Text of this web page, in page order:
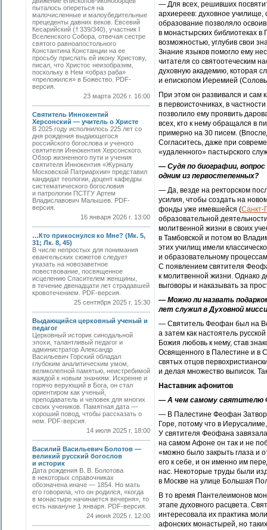
пыталось опереться на
малочисленные и малоубедительные
прецеденты давних веков. Евсевий
Кесарийский († 339/340), участник I
Вселенского Собора, отвечая сестре
святого равноапостольного
Константина Констанции на ее
просьбу прислать ей икону Христову,
писал, что Христос неизобразим,
поскольку в Нем «образ раба»
«преложился» в Божество. РDF-
версия.
23 марта 2026 г. 16:00
Святитель Иннокентий
Херсонский — учитель о Христе
В 2025 году исполнилось 225 лет со
дня рождения выдающегося
российского богослова и ученого
святителя Иннокентия Херсонского.
Обзор жизненного пути и учения
святителя Иннокентия «Журналу
Московской Патриархии» представил
кандидат теологии, доцент кафедры
систематического богословия
и патрологии ПСТГУ Артем
Владиславович Малышев. PDF-
версия.
16 января 2026 г. 13:00
…Кто прикоснулся ко Мне? (Мк. 5,
31; Лк. 8, 45)
В числе непростых для понимания
евангельских сюжетов следует
указать на новозаветное
повествование, посвященное
исцелению Спасителем женщины,
в течение двенадцати лет страдавшей
кровотечением. PDF-версия.
25 сентября 2025 г. 15:30
Выдающийся церковный ученый и
педагог
Церковный историк синодальной
эпохи, талантливый педагог и
администратор Александр
Васильевич Горский обладал
глубоким аналитическим умом,
великолепной памятью, неистребимой
жаждой к новым знаниям. Искренне и
горячо верующий в Бога, он стал
ориентиром как ученый,
преподаватель и человек для многих
своих учеников. Памятная дата —
хороший повод, чтобы рассказать о
нем. PDF-версия.
14 июля 2025 г. 18:00
Василий Васильевич Болотов —
великий русский богослов
и историк
Дата рождения В. В. Болотова
в некоторых справочниках
обозначена иначе — 1854. Но мать
его говорила, что он родился, «когда
в монастыре начинается вечерня», то
есть накануне 1 января. PDF-версия.
24 июня 2025 г. 12:00
— Для всех, решивших
архиереев: духовное училище,
образование позволяло
в монастырских библиотеках
возможностью, углубив свои
Знание языков помогло ему
читателя со святоотеческим
духовную академию, которая
и епископом Иеремией
При этом он развивался и сам
в первоисточниках, в
позволило ему проявить
всех, кто к нему обращался в
примерно на 30 писем.
Согласитесь, даже при
«удаленного» пастырского
— Судя по биографии,
одним из первостепенных?
— Да, везде на ректорском
усилия, чтобы создать на
фонды уже имевшейся (Санкт-
образовательной
молитвенной жизни в своих
в Тамбовской и потом во
этих училищ имели
и образовательному
С появлением святителя
к молитвенной жизни. Однако
выговоры и наказывать за
— Можно ли назвать
лет служил в Духовной
— Святитель Феофан был на
а затем как настоятель
Божия любовь к нему, став
Освященного в Палестине и в
святых отцов
и делая множество выписок.
Наставник афонитов
— А чем самому святителю
— В Палестине Феофан
Горе, потому что в
У святителя Феофана
на самом Афоне он так и не
«можно было закрыть глаза и
его к себе, и он именно им
нас. Некоторые труды были
в Москве на улице Большая
В то время Пантелеимонов
этапе духовного расцвета.
интересовала их практика
афонских монастырей, но